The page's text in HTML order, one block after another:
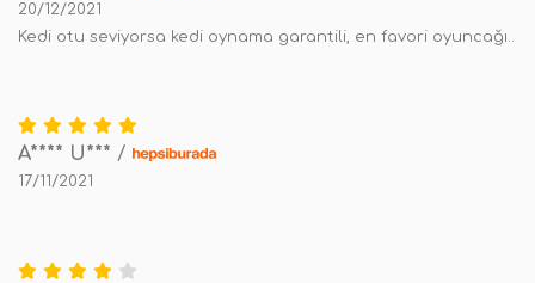
20/12/2021
Kedi otu seviyorsa kedi oynama garantili, en favori oyuncağı..
A**** U*** /
17/11/2021